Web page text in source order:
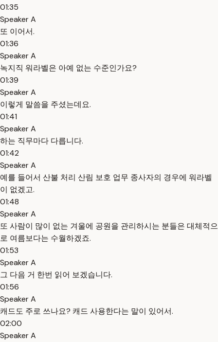
01:35
Speaker A
또 이어서.
01:36
Speaker A
녹지직 워라벨은 아예 없는 수준인가요?
01:39
Speaker A
이렇게 말씀을 주셨는데요.
01:41
Speaker A
하는 직무마다 다릅니다.
01:42
Speaker A
예를 들어서 산불 처리 산림 보호 업무 종사자의 경우에 워라벨
이 없겠고.
01:48
Speaker A
또 사람이 많이 없는 겨울에 공원을 관리하시는 분들은 대체적으
로 여름보다는 수월하겠죠.
01:53
Speaker A
그 다음 거 한번 읽어 보겠습니다.
01:56
Speaker A
캐드도 주로 쓰나요? 캐드 사용한다는 말이 있어서.
02:00
Speaker A